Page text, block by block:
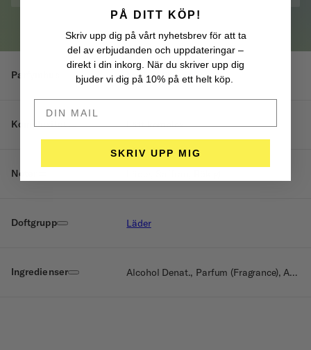
Parfymhus Matiere Premiere
Komplexitet Lätt komplex
Noter
Doftgrupp Läder
Ingredienser Alcohol Denat., Parfum (Fragrance), Aqua (Water), Linalool, Limonene, BHT, Farnesol, Benzyl Cinnamate, Benzyl Benzoate.
PÅ DITT KÖP!
Skriv upp dig på vårt nyhetsbrev för att ta
del av erbjudanden och uppdateringar –
direkt i din inkorg. När du skriver upp dig
bjuder vi dig på 10% på ett helt köp.
SKRIV UPP MIG